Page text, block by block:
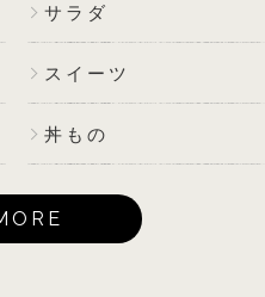
サラダ
スイーツ
丼もの